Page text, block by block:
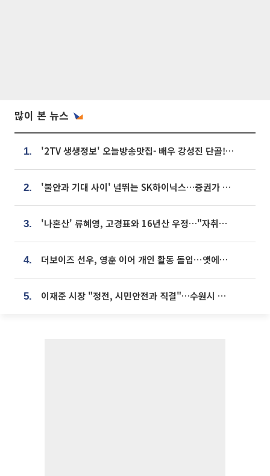
많이 본 뉴스
1. '2TV 생생정보' 오늘방송맛집- 배우 강성진 단골! 쌀국수ㆍ푸팟퐁 커리 맛집 '블○○○'
2. '불안과 기대 사이' 널뛰는 SK하이닉스…증권가 "HBM4·LTA 기반 펀터멘털 견고"
3. '나혼산' 류혜영, 고경표와 16년산 우정…"자취방서 부모님과 마주쳐"
4. 더보이즈 선우, 영훈 이어 개인 활동 돌입⋯앳에어리어와 전속계약
5. 이재준 시장 "정전, 시민안전과 직결"…수원시 비상대응체계 가동